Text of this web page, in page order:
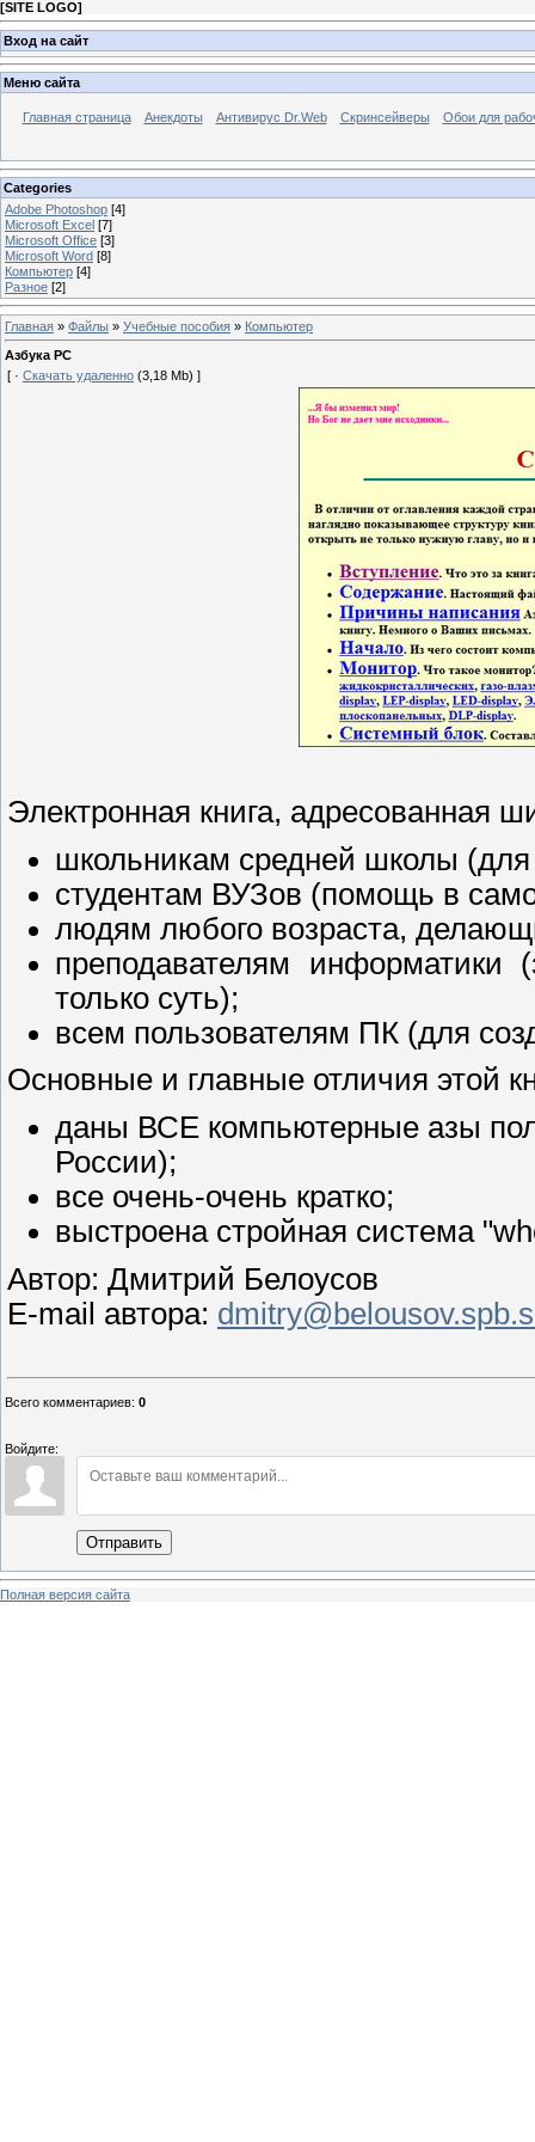
[SITE LOGO]
Вход на сайт
Меню сайта
Главная страница Анекдоты Антивирус Dr.Web Скринсейверы Обои для
Categories
Adobe Photoshop [4]
Microsoft Excel [7]
Microsoft Office [3]
Microsoft Word [8]
Компьютер [4]
Разное [2]
Главная » Файлы » Учебные пособия » Компьютер
Азбука PC
[ · Скачать удаленно (3,18 Mb) ]
Электронная книга, адресованная
школьникам средней школы
студентам ВУЗов (помощь в
людям любого возраста,
преподавателям
только суть);
всем пользователям ПК (для
Основные и главные отличия этой
даны ВСЕ компьютерные азы
России);
все очень-очень кратко;
выстроена стройная система
Автор: Дмитрий Белоусов
E-mail автора:
Всего комментариев: 0
Войдите:
Отправить
Полная версия сайта